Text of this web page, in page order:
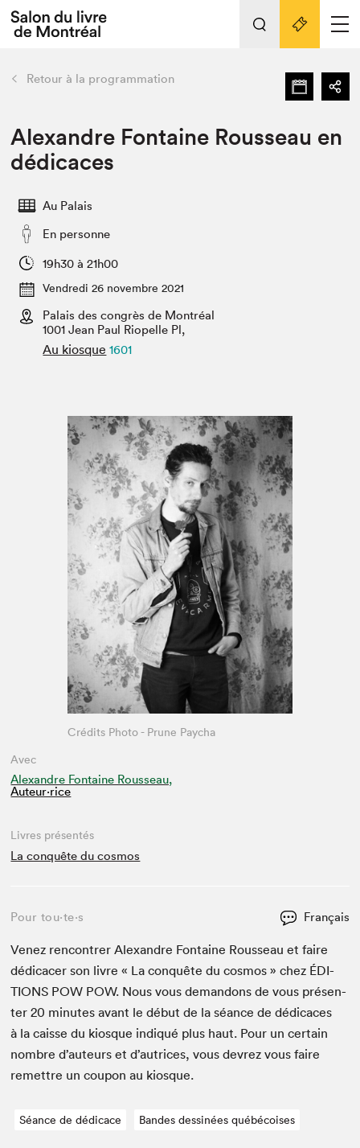
Espace exposant⋅e⋅s
Espace enseignant·e·s
L'événement
Préparer sa visite au Salon
SLM PRO
retour Nos activités
Préparer sa visite
Salon au Palais
Salon dans la ville et en ligne
Projets partenaires
Liens pratiques
Retour à la programmation
Alexandre Fontaine Rousseau en
dédicaces
Au Palais
En personne
19h30 à 21h00
Vendredi 26 novembre 2021
Palais des congrès de Montréal
1001 Jean Paul Riopelle Pl,
Au kiosque 1601
Avec
Alexandre Fontaine Rousseau,
Auteur·rice
Crédits Photo - Prune Paycha
Livres présentés
La conquête du cosmos
Pour tou⋅te⋅s Français
Venez ren­con­tr­er Alexan­dre Fontaine Rousseau et faire
dédi­cac­er son livre « La con­quête du cos­mos » chez ÉDI­
TIONS POW POW. Nous vous deman­dons de vous présen­
ter20 min­utes avant le début de la séance de dédi­caces
à la caisse du kiosque indiqué plus haut. Pour un cer­tain
nom­bre d’auteurs et d’autrices, vous devrez vous faire
remet­tre un coupon au kiosque.
Séance de dédicace Bandes dessinées québécoises